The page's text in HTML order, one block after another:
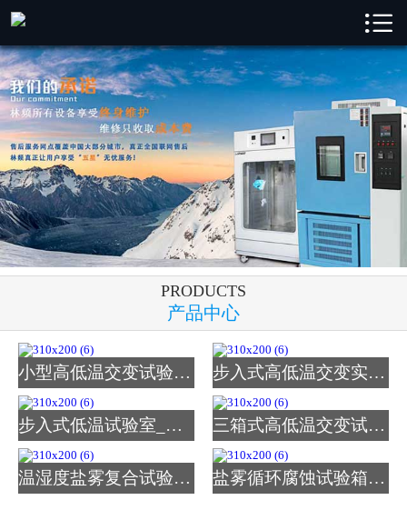
林频产品
成功案例
新闻中心
解决方案
关于林频
联系我们

PRODUCTS
产品中心
小型高低温交变试验箱_图 步入式高低温交变实验室
步入式低温试验室_图片 三箱式高低温交变试验箱
温湿度盐雾复合试验箱_图 盐雾循环腐蚀试验箱_图片